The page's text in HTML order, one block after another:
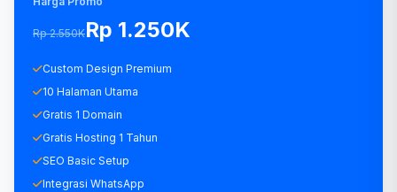
Rp 2.550KRp 1.250K
Custom Design Premium
10 Halaman Utama
Gratis 1 Domain
Gratis Hosting 1 Tahun
SEO Basic Setup
Integrasi WhatsApp